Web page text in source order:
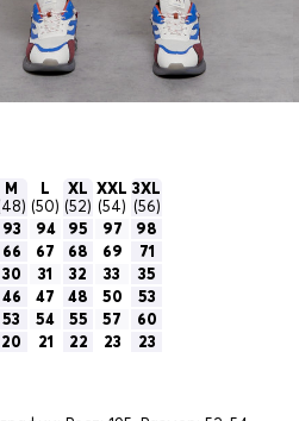
M
L
(50)
XL
(52)
XXL
(54)
3XL
(56)
93 94 95 97
98
66 67 68 69
71
30 31 32 33
35
46 47 48 50
53
53 54 55 57
60
20 21 22 23 23